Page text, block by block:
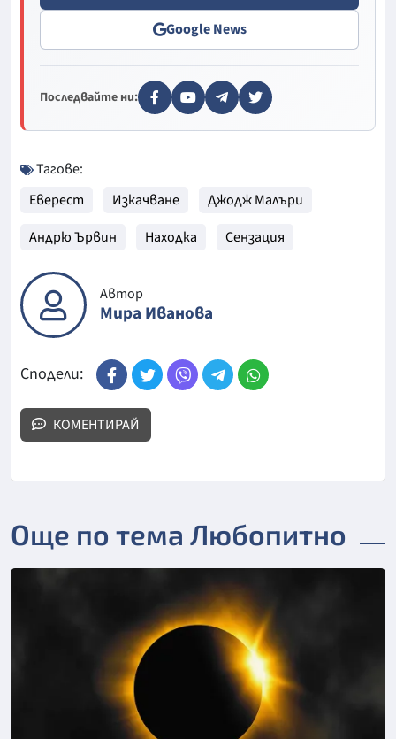
Google News
Последвайте ни:
Тагове:
Еверест
Изкачване
Джодж Малъри
Андрю Ървин
Находка Сензация
Автор
Мира Иванова
Сподели:
КОМЕНТИРАЙ
Още по тема Любопитно